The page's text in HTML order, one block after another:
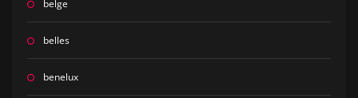
belge
belles
benelux